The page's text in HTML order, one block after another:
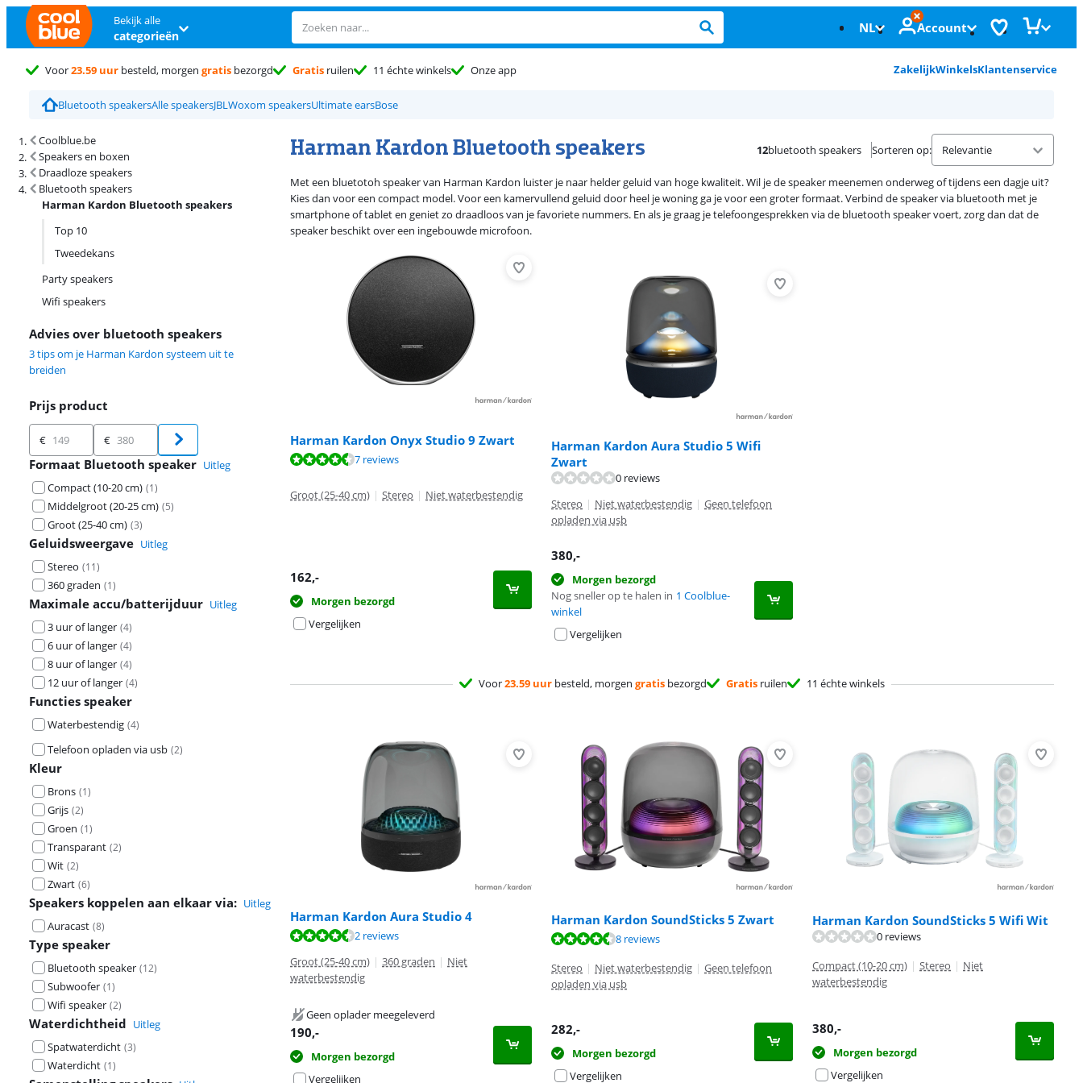
Bekijk alle
categorieën NL Account
Voor23.59 uur besteld, morgen gratis bezorgd Gratis ruilen 11 échte winkels Onze app ZakelijkWinkelsKlantenservice
Bluetooth speakersAlle speakersJBLWoxom speakersUltimate earsBose
Coolblue.be
Speakers en boxen
Draadloze speakers
Bluetooth speakers
Harman Kardon Bluetooth speakers
Top 10
Tweedekans
Party speakers
Wifi speakers
Advies over bluetooth speakers
3 tips om je Harman Kardon systeem uit te
breiden
Prijs product
Prijs product
€ €
Formaat Bluetooth speaker Uitleg
Compact (10-20 cm) (1)
Middelgroot (20-25 cm) (5)
Groot (25-40 cm) (3)
Geluidsweergave Uitleg
Stereo (11)
360 graden (1)
Maximale accu/batterijduur Uitleg
3 uur of langer (4)
6 uur of langer (4)
8 uur of langer (4)
12 uur of langer (4)
Functies speaker
Waterbestendig (4)
Telefoon opladen via usb (2)
Kleur
Brons (1)
Grijs (2)
Groen (1)
Transparant (2)
Wit (2)
Zwart (6)
Speakers koppelen aan elkaar via: Uitleg
Auracast (8)
Type speaker
Bluetooth speaker (12)
Subwoofer (1)
Wifi speaker (2)
Waterdichtheid Uitleg
Spatwaterdicht (3)
Waterdicht (1)
Harman Kardon Bluetooth speakers
Zoekresultaten en sortering
12bluetooth speakers Sorteren op:
Met een bluetotoh speaker van Harman Kardon luister je naar helder geluid van hoge kwaliteit. Wil je de speaker meenemen onderweg of tijdens een dagje uit?
Kies dan voor een compact model. Voor een kamervullend geluid door heel je woning ga je voor een groter formaat. Verbind de speaker via bluetooth met je
smartphone of tablet en geniet zo draadloos van je favoriete nummers. En als je graag je telefoongesprekken via de bluetooth speaker voert, zorg dan dat de
speaker beschikt over een ingebouwde microfoon.
Harman Kardon Onyx Studio 9 Zwart
Beoordeling is 9,1 van de 10, gebaseerd op 7 reviews.
7 reviews
Groot (25-40 cm) | Stereo | Niet waterbestendig
162,-
Morgen bezorgd
Vergelijken
Harman Kardon Aura Studio 5 Wifi
Zwart
0 reviews
Stereo | Niet waterbestendig | Geen telefoon
opladen via usb
380,-
Morgen bezorgd
Nog sneller op te halen in 1 Coolblue-
winkel
Vergelijken
Voor23.59 uur besteld, morgen gratis bezorgd Gratis ruilen 11 échte winkels
Harman Kardon Aura Studio 4
Beoordeling is 9,0 van de 10, gebaseerd op 2 reviews.
2 reviews
Groot (25-40 cm) | 360 graden | Niet
waterbestendig
Geen oplader meegeleverd
190,-
Morgen bezorgd
Vergelijken
Harman Kardon SoundSticks 5 Zwart
Beoordeling is 9,0 van de 10, gebaseerd op 8 reviews.
8 reviews
Stereo | Niet waterbestendig | Geen telefoon
opladen via usb
282,-
Morgen bezorgd
Vergelijken
Harman Kardon SoundSticks 5 Wifi Wit
0 reviews
Compact (10-20 cm) | Stereo | Niet
waterbestendig
380,-
Morgen bezorgd
Vergelijken